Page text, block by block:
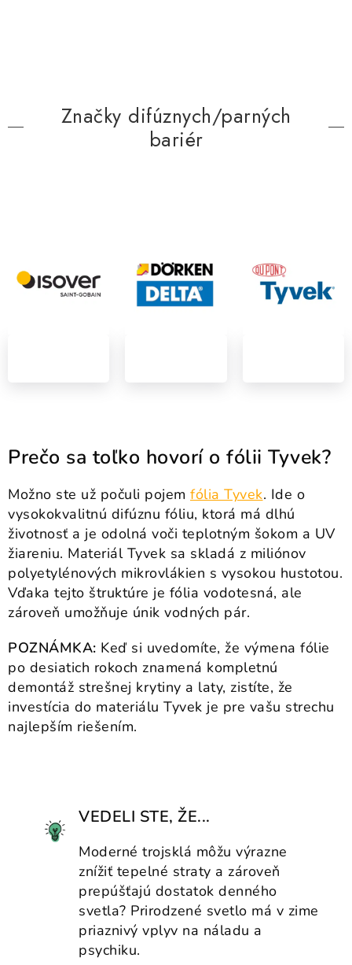
Značky difúznych/parných
bariér
Prečo sa toľko hovorí o fólii Tyvek?
Možno ste už počuli pojem fólia Tyvek. Ide o
vysokokvalitnú difúznu fóliu, ktorá má dlhú
životnosť a je odolná voči teplotným šokom a UV
žiareniu. Materiál Tyvek sa skladá z miliónov
polyetylénových mikrovlákien s vysokou hustotou.
Vďaka tejto štruktúre je fólia vodotesná, ale
zároveň umožňuje únik vodných pár.
POZNÁMKA: Keď si uvedomíte, že výmena fólie
po desiatich rokoch znamená kompletnú
demontáž strešnej krytiny a laty, zistíte, že
investícia do materiálu Tyvek je pre vašu strechu
najlepším riešením.
VEDELI STE, ŽE...
Moderné trojsklá môžu výrazne
znížiť tepelné straty a zároveň
prepúšťajú dostatok denného
svetla? Prirodzené svetlo má v zime
priaznivý vplyv na náladu a
psychiku.